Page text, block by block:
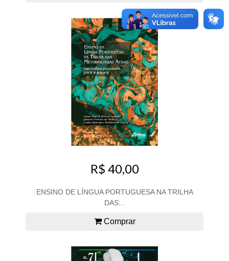
R$ 40,00
ENSINO DE LÍNGUA PORTUGUESA NA TRILHA
DAS...
Comprar